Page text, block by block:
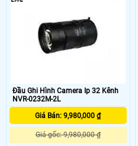
Đầu Ghi Hình Camera Ip 32 Kênh
NVR-0232M-2L
Giá Bán: 9,980,000 ₫
Giá gốc: 9,980,000 ₫